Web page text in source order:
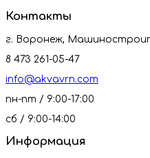
Контакты
г. Воронеж,
8 473 261-05-47
info@akvavrn.com
пн-пт / 9:00-17:00
сб / 9:00-14:00
Информация